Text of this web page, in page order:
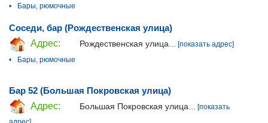
•
Бары, рюмочные
Соседи, бар (Рождественская улица)
Адрес:
Рождественская улица...
[показать адрес]
•
Бары, рюмочные
Бар 52 (Большая Покровская улица)
Адрес:
Большая Покровская улица...
[показать